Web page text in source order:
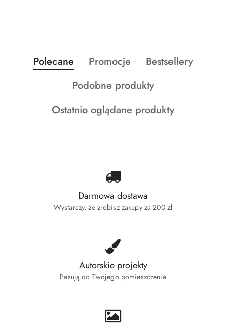
Pomiń karuzelę produktów
Produkty
o
Polecane
Produkty
statusie:
Promocje
Produkty
statusie:
Bestsellery
Produkty
statusie:
Podobne produkty
Produkty
Ostatnio oglądane produkty
Darmowa dostawa
Wystarczy, że zrobisz zakupy za 200 zł
Autorskie projekty
Pasują do Twojego pomieszczenia